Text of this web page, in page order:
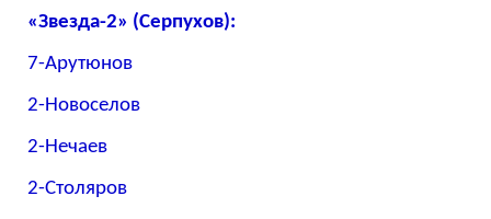
«Звезда-2» (Серпухов):
7-Арутюнов
2-Новоселов
2-Нечаев
2-Столяров